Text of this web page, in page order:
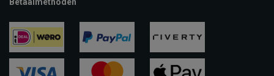
ideal paypal riverty